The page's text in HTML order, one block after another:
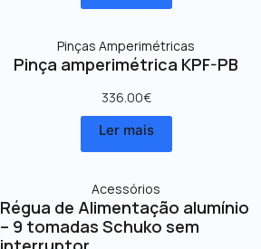
Pinças Amperimétricas
Pinça amperimétrica KPF-PB
336.00€
Ler mais
Acessórios
Régua de Alimentação alumínio
– 9 tomadas Schuko sem